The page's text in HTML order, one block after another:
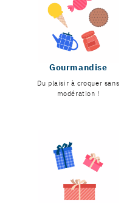
Gourmandise
Du plaisir à croquer sans
modération !